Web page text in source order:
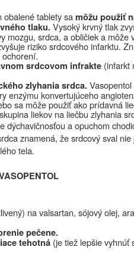
obalené tablety samôžu použiť
tlaku.Vysoký krvný tlak
mozgu, srdca, a obličiek a
riziko srdcového infarktu.
ochorení.
srdcovom infrakte (infarkt
zlyhania srdca.
enzýmu konvertujúceho
sa môže použiť ako prídavná
liekov na liečbu zlyhania
dýchavičnosťou a opuchom
znamená, že srdcový sval
tela.
na valsartan, sójový olej,
pečene.
tehotná (je tiež lepšie vyhnúť